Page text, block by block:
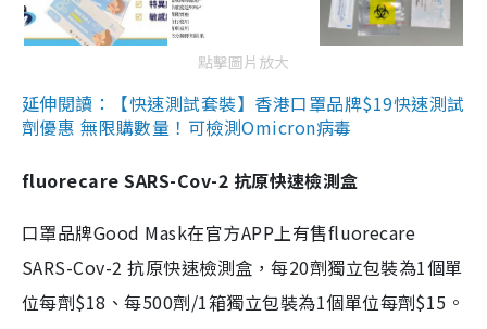
點擊圖片放大
延伸閱讀：【快速測試套裝】香港口罩品牌$19快速測試
劑優惠 無限購數量！可檢測Omicron病毒
fluorecare SARS-Cov-2 抗原快速檢測盒
口罩品牌Good Mask在官方APP上有售fluorecare
SARS-Cov-2 抗原快速檢測盒，每20劑獨立包裝為1個單
位每劑$18、每500劑/1箱獨立包裝為1個單位每劑$15。